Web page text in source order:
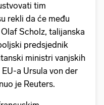
tim
rekli da će među
Scholz, talijanska
predsjednik
ministri vanjskih
a Ursula von der
je Reuters.